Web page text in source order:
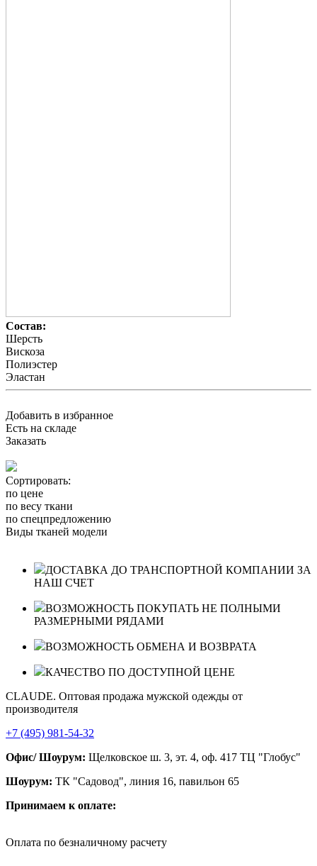
Состав:
Шерсть
Вискоза
Полиэстер
Эластан
Добавить в избранное
Есть на складе
Заказать
Сортировать:
по цене
по весу ткани
по спецпредложению
Виды тканей модели
ДОСТАВКА ДО ТРАНСПОРТНОЙ КОМПАНИИ ЗА
НАШ СЧЕТ
ВОЗМОЖНОСТЬ ПОКУПАТЬ НЕ ПОЛНЫМИ
РАЗМЕРНЫМИ РЯДАМИ
ВОЗМОЖНОСТЬ ОБМЕНА И ВОЗВРАТА
КАЧЕСТВО ПО ДОСТУПНОЙ ЦЕНЕ
CLAUDE. Оптовая продажа мужской одежды от
производителя
+7 (495) 981-54-32
Офис/ Шоурум: Щелковское ш. 3, эт. 4, оф. 417 ТЦ "Глобус"
Шоурум: ТК "Садовод", линия 16, павильон 65
Принимаем к оплате:
Оплата по безналичному расчету